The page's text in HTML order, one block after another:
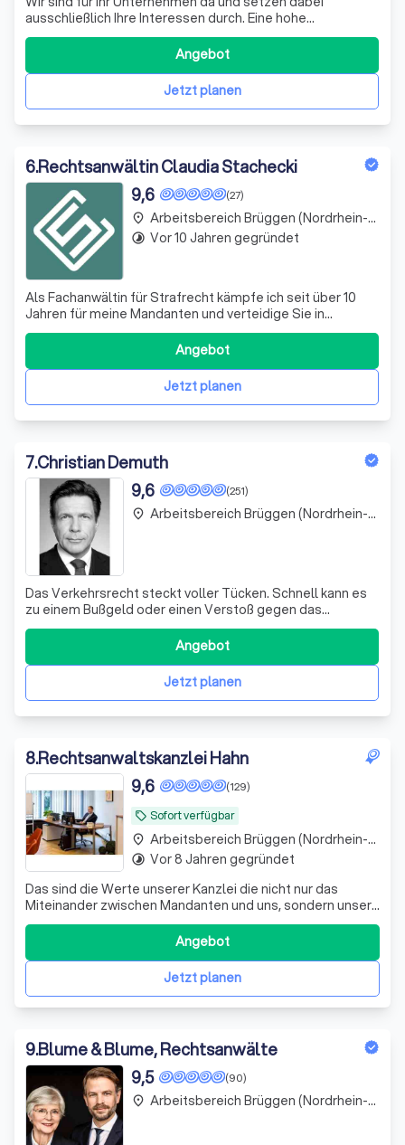
ausschließlich Ihre Interessen durch. Eine hohe
Spezialisierung und die entsprechenden Fachanwaltstitel
machen uns zu einer Kanzlei, die wirklich hilft. Wir stellen
Ihre Marke und Ihren Online-Shop rechtssicher auf, helfen,
wenn Ihnen Konkurrenten oJetzt planen
Angebot
6.Rechtsanwältin Claudia Stachecki
(27)
9,6
Als Fachanwältin für Strafrecht kämpfe ich seit über 10
Jahren für meine Mandanten und verteidige Sie in
sämtlichen Belangen: Ob Ihnen ein Missbrauch,
Körperverletzung, Betrug, Raub oder Mord zur Last gelegt
wird - ich setze mich mit Herz und Verstand für Ihre
Rechte ein! Bei Themen wie Verkehrsun
Jetzt planen
Angebot
place Arbeitsbereich Brüggen (Nordrhein-Westfalen)
timelapse Vor 10 Jahren gegründet
7.Christian Demuth
(251)
9,6
Das Verkehrsrecht steckt voller Tücken. Schnell kann es
zu einem Bußgeld oder einen Verstoß gegen das
Verkehrsstrafrecht kommen. Hier hilft ein erfahrener
Rechtsanwalt Als Strafverteidiger vertritt Christian
Demuth seine Mandanten von Düsseldorf aus
bundesweit. Der Fachanwalt für Strafrecht ist E
Jetzt planen
Angebot
place Arbeitsbereich Brüggen (Nordrhein-Westfalen)
8.Rechtsanwaltskanzlei Hahn
local_offer Sofort verfügbar
(129)
9,6
Das sind die Werte unserer Kanzlei die nicht nur das
Miteinander zwischen Mandanten und uns, sondern unser
gesamtes Handeln bestimmen. Als Anwalt in Viersen
zählen eine gesunde Berufsethik,
Verantwortungsbereitschaft und täglicher Einsatz für Sie
zu unseren Arbeitsgrundlagen. Das Fachgebiet unserer
Jetzt planen
Angebot
place Arbeitsbereich Brüggen (Nordrhein-Westfalen)
timelapse Vor 8 Jahren gegründet
9.Blume & Blume, Rechtsanwälte
(90)
9,5
place Arbeitsbereich Brüggen (Nordrhein-Westfalen)